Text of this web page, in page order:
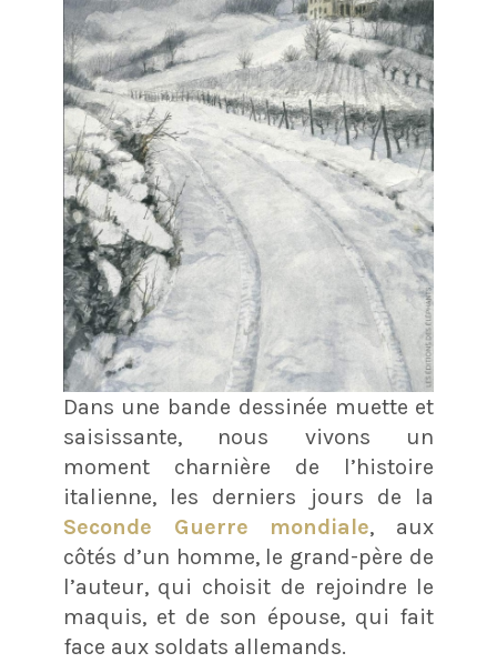
Dans une bande dessinée muette et
saisissante, nous vivons un
moment charnière de l’histoire
italienne, les derniers jours de la
Seconde Guerre mondiale, aux
côtés d’un homme, le grand-père de
l’auteur, qui choisit de rejoindre le
maquis, et de son épouse, qui fait
face aux soldats allemands.